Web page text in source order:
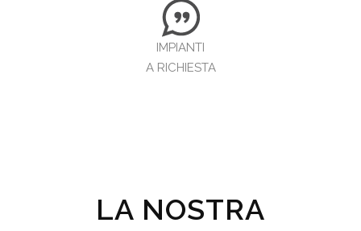
IMPIANTI
A RICHIESTA
LA NOSTRA